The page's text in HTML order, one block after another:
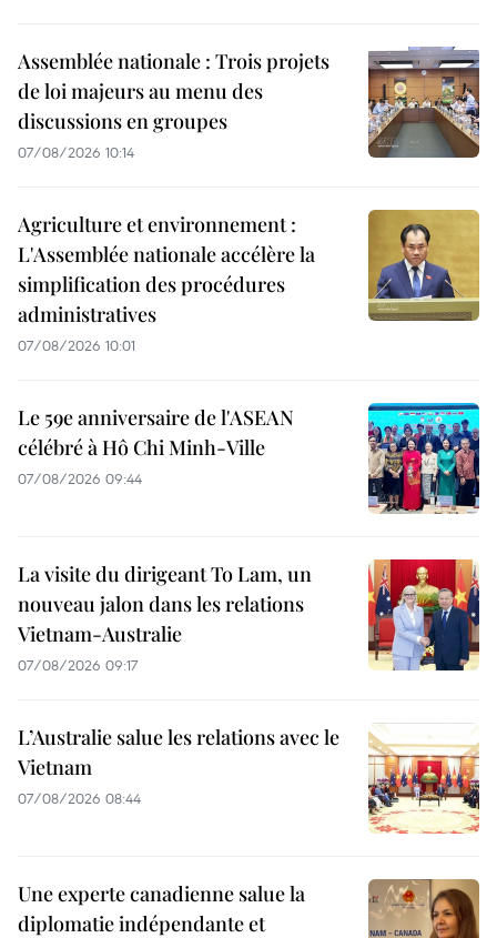
Assemblée nationale : Trois projets
de loi majeurs au menu des
discussions en groupes
07/08/2026 10:14
Agriculture et environnement :
L'Assemblée nationale accélère la
simplification des procédures
administratives
07/08/2026 10:01
Le 59e anniversaire de l'ASEAN
célébré à Hô Chi Minh-Ville
07/08/2026 09:44
La visite du dirigeant To Lam, un
nouveau jalon dans les relations
Vietnam-Australie
07/08/2026 09:17
L’Australie salue les relations avec le
Vietnam
07/08/2026 08:44
Une experte canadienne salue la
diplomatie indépendante et